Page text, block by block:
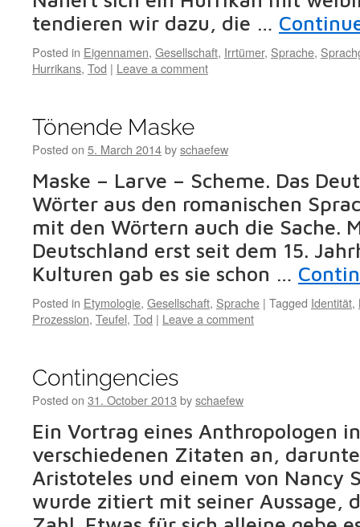
tendieren wir dazu, die …
Posted in Eigennamen, Gesellschaft, Irrtümer, Sprache,
Hurrikans, Tod | Leave a comment
Tönende Maske
Posted on 5. March 2014byschaefew
Maske – Larve – Scheme. Das
Wörter aus den romanischen
mit den Wörtern auch die Sache.
Deutschland erst seit dem 15.
Kulturen gab es sie schon …
Posted in Etymologie, Gesellschaft, Sprache | Tagged Identität,
Prozession, Teufel, Tod | Leave a comment
Contingencies
Posted on 31. October 2013 byschaefew
Ein Vortrag eines Anthropologen
verschiedenen Zitaten an,
Aristoteles und einem von Nancy
wurde zitiert mit seiner Aussage,